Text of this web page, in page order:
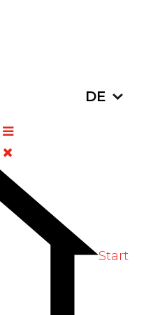
DE
Start
Lactab